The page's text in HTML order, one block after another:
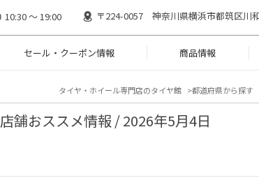
10:30 ～ 19:00 〒224-0057 神奈川県横浜市都筑区川
セール・クーポン情報 商品情報
タイヤ・ホイール専門店のタイヤ館 都道府県から探す
店舗おススメ情報 / 2026年5月4日